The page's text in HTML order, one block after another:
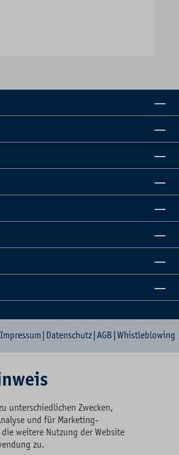
Impressum Datenschutz AGB Whistleblowing
unterschiedlichen Zwecken,
und für Marketing-
weitere Nutzung der Website
zu.